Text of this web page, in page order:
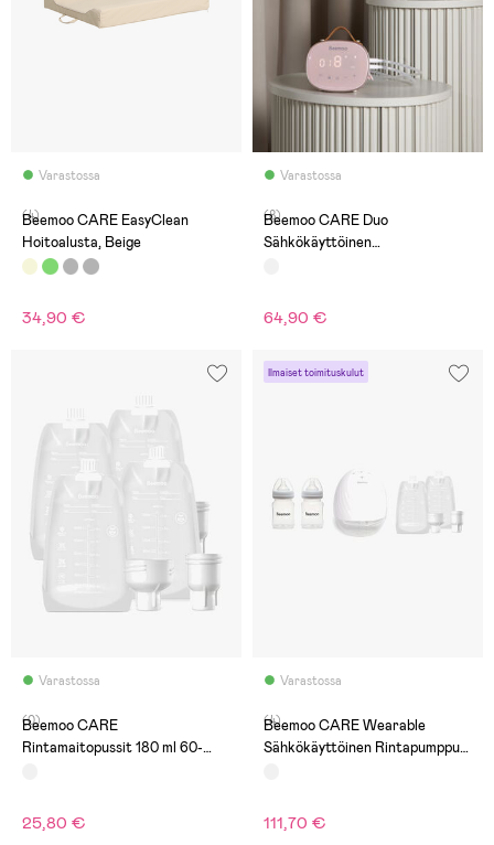
Varastossa
(4)
Beemoo CARE EasyClean
Hoitoalusta, Beige
34,90 €
Varastossa
(8)
Beemoo CARE Duo
Sähkökäyttöinen
64,90 €
Varastossa
(0)
Beemoo CARE
Rintamaitopussit 180 ml 60-
25,80 €
Ilmaiset toimituskulut
Varastossa
(4)
Beemoo CARE Wearable
Sähkökäyttöinen Rintapumppu
111,70 €